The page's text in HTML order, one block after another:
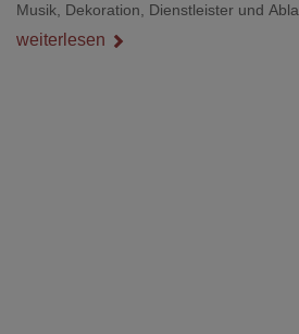
Musik, Dekoration, Dienstleister und
zusammenpassen, damit der Tag gut
weiterlesen